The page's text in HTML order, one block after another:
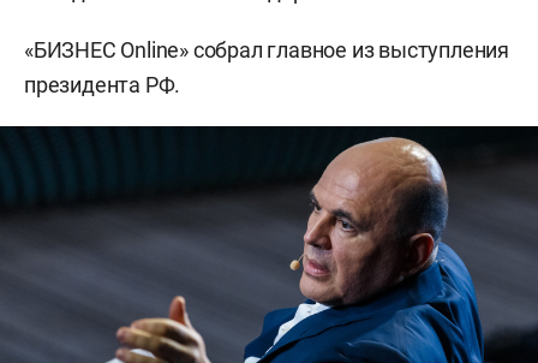
«БИЗНЕС Online» собрал главное из выступления
президента РФ.